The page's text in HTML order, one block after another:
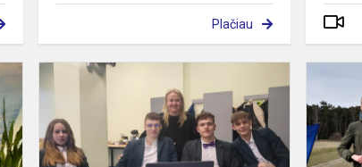
Plačiau
Lietuvos
8
klasių
mokinių
laimėtojai